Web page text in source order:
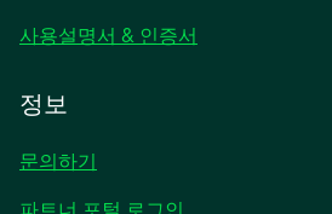
사용설명서 & 인증서
정보
문의하기
파트너 포털 로그인